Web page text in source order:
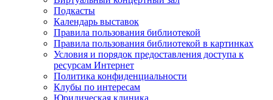
Подкасты
Календарь выставок
Правила пользования библиотекой
Правила пользования библиотекой в картинках
Условия и порядок предоставления доступа к
ресурсам Интернет
Политика конфиденциальности
Клубы по интересам
Юридическая клиника